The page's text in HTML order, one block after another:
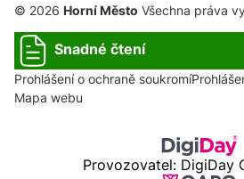
© 2026 Horní Město Všechna práva
Snadné čtení
Prohlášení o ochraně soukromí
Mapa webu
Provozovatel: DigiDay